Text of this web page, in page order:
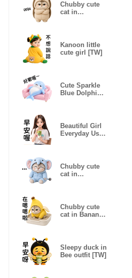
Chubby cute
cat in
Kanoon little
cute girl [TW]
Cute Sparkle
Blue Dolphin
Beautiful Girl
Everyday Use
Chubby cute
cat in
Chubby cute
cat in Banana
Sleepy duck in
Bee outfit [TW]